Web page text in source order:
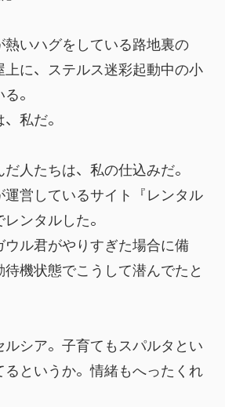
いハグをしている路地裏の
上に、ステルス迷彩起動中の小
。
私だ。
人たちは、私の仕込みだ。
営しているサイト『レンタル
ンタルした。
ル君がやりすぎた場合に備
機状態でこうして潜んでたと
ルシア。子育てもスパルタとい
るというか。情緒もへったくれ